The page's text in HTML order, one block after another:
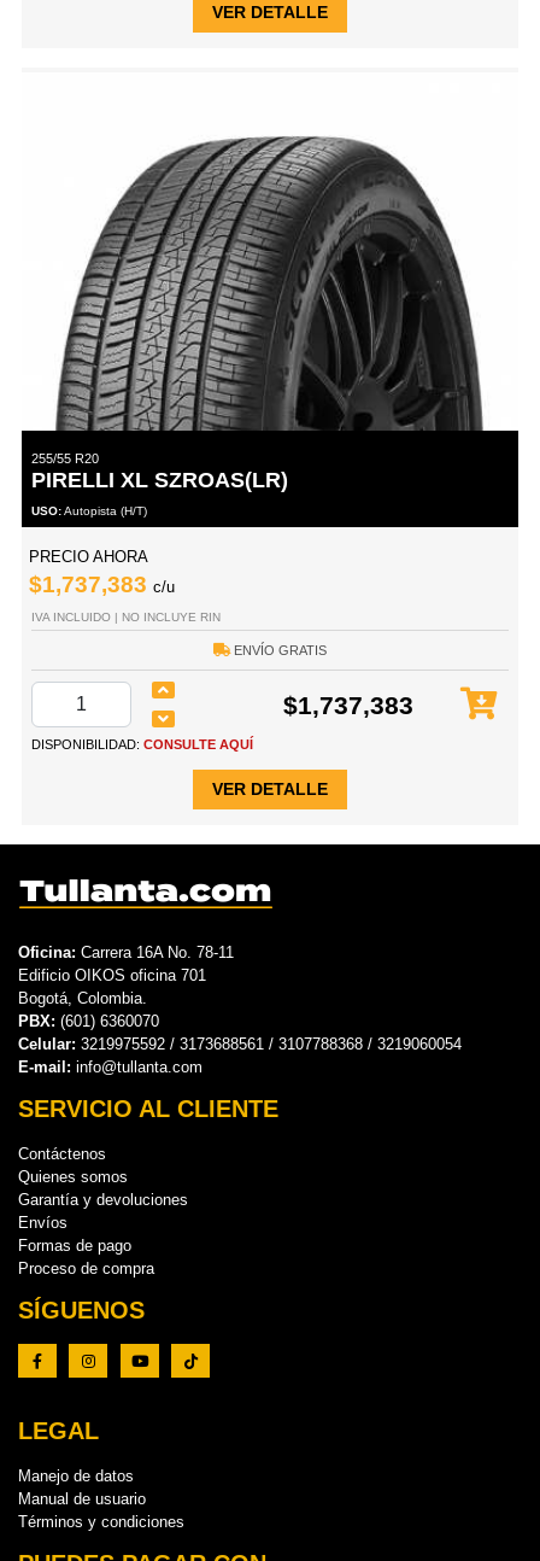
VER DETALLE
255/55 R20
PIRELLI XL SZROAS(LR)
USO:Autopista (H/T)
PRECIO AHORA
$1,737,383 c/u
IVA INCLUIDO | NO INCLUYE RIN
ENVÍO GRATIS
$1,737,383
DISPONIBILIDAD: CONSULTE AQUÍ
VER DETALLE
Oficina: Carrera 16A No. 78-11
Edificio OIKOS oficina 701
Bogotá, Colombia.
PBX: (601) 6360070
Celular: 3219975592 / 3173688561 / 3107788368 / 3219060054
E-mail: info@tullanta.com
SERVICIO AL CLIENTE
Contáctenos
Quienes somos
Garantía y devoluciones
Envíos
Formas de pago
Proceso de compra
SÍGUENOS
LEGAL
Manejo de datos
Manual de usuario
Términos y condiciones